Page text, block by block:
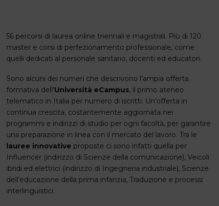
56 percorsi di laurea online triennali e magistrali. Più di 120
master e corsi di perfezionamento professionale, come
quelli dedicati al personale sanitario, docenti ed educatori.
Sono alcuni dei numeri che descrivono l’ampia offerta
formativa dell’Università eCampus, il primo ateneo
telematico in Italia per numero di iscritti. Un’offerta in
continua crescita, costantemente aggiornata nei
programmi e indirizzi di studio per ogni facoltà, per garantire
una preparazione in linea con il mercato del lavoro. Tra le
lauree innovative proposte ci sono infatti quella per
Influencer (indirizzo di Scienze della comunicazione), Veicoli
ibridi ed elettrici (indirizzo di Ingegneria industriale), Scienze
dell’educazione della prima infanzia, Traduzione e processi
interlinguistici.